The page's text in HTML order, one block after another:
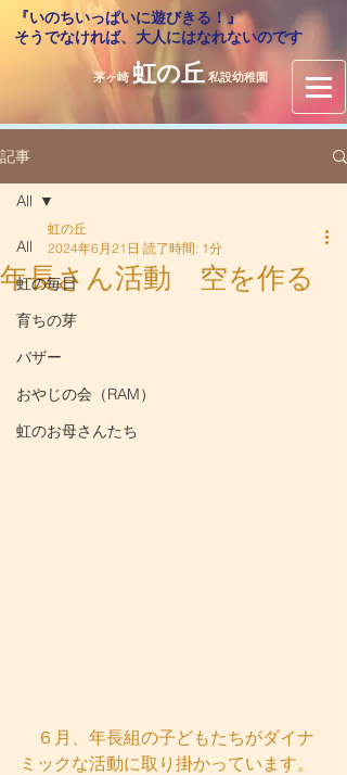
『いのちいっぱいに遊びきる！』
​そうでなければ、大人にはなれないのです
茅ヶ崎 虹の丘 私設幼稚園
記事
All
虹の毎日
育ちの芽
バザー
おやじの会（RAM）
虹のお母さんたち
All
年長さん活動 空を作る
虹の丘
2024年6月21日 読了時間: 1分
６月、年長組の子どもたちがダイナ
ミックな活動に取り掛かっています。